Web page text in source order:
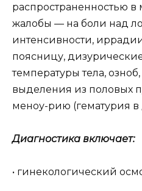
распространенностью в
жалобы — на боли над
интенсивности,
поясницу,
температуры тела,
выделения из половых
меноу-рию (гематурия
Диагностика включает:
• гинекологический